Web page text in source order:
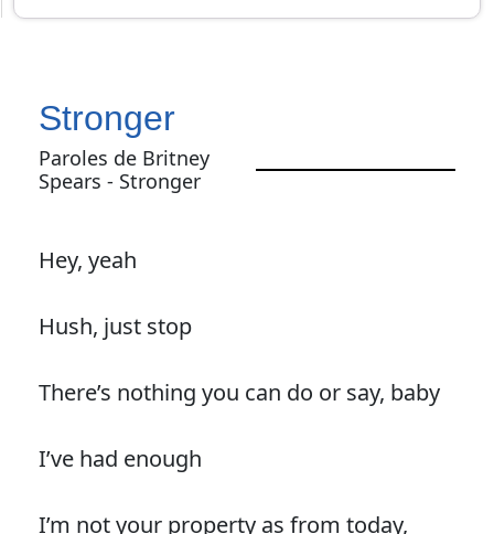
Stronger
Paroles de Britney
Spears - Stronger
Hey, yeah
Hush, just stop
There’s nothing you can do or say, baby
I’ve had enough
I’m not your property as from today,